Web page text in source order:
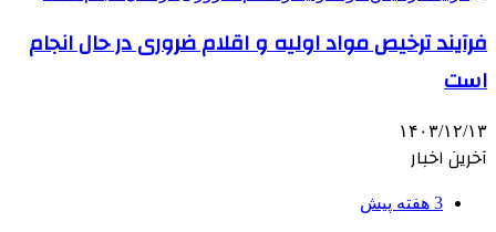
فرآیند ترخیص مواد اولیه و اقلام ضروری در حال انجام
است
۱۴۰۳/۱۲/۱۳
آخرین اخبار
3 هفته پیش